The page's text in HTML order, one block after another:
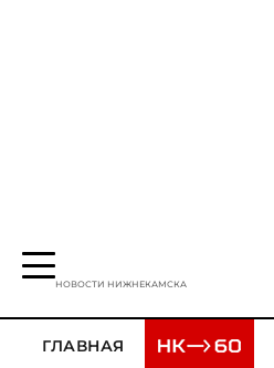
НОВОСТИ НИЖНЕКАМСКА
ГЛАВНАЯ